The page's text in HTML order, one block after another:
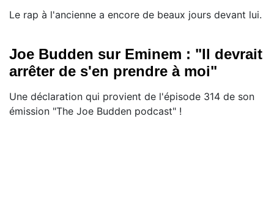
Le rap à l'ancienne a encore de beaux jours devant lui.
Joe Budden sur Eminem : "Il devrait
arrêter de s'en prendre à moi"
Une déclaration qui provient de l'épisode 314 de son
émission "The Joe Budden podcast" !